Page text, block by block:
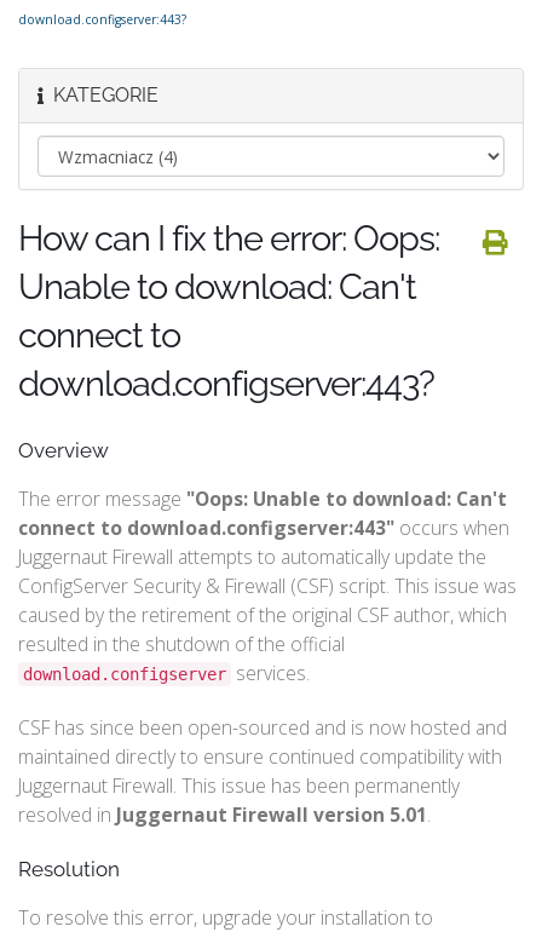
download.configserver:443?
KATEGORIE
How can I fix the error: Oops:
Unable to download: Can't
connect to
download.configserver:443?
Overview
The error message "Oops: Unable to download: Can't
connect to download.configserver:443" occurs when
Juggernaut Firewall attempts to automatically update the
ConfigServer Security & Firewall (CSF) script. This issue was
caused by the retirement of the original CSF author, which
resulted in the shutdown of the official
download.configserver services.
CSF has since been open-sourced and is now hosted and
maintained directly to ensure continued compatibility with
Juggernaut Firewall. This issue has been permanently
resolved in Juggernaut Firewall version 5.01.
Resolution
To resolve this error, upgrade your installation to